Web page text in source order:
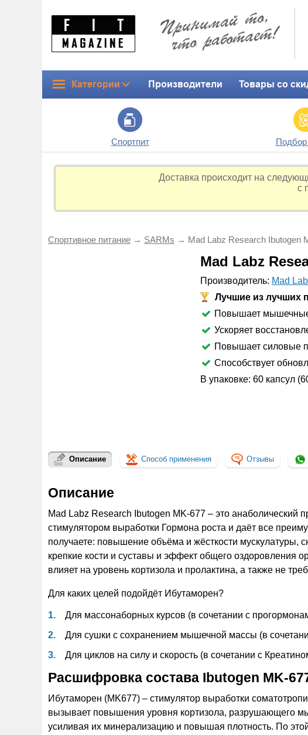
Категории Производители Товары со
Спортпит
Доставка происходит на
с
Спортивное питание → SARMs → Mad Labz Research Ibutogen
Mad Labz
Производитель: Mad
Лучшие из лучших
Повышает
Ускоряет
Повышает силовые
Способствует
В упаковке: 60 капсул
Описание Способ применения Отзывы
Описание
Mad Labz Research Ibutogen MK-677 – это анаболический
стимулятором выработки Гормона роста и даёт все
получаете: повышение объёма и жёсткости мускулатуры,
крепкие кости и суставы и эффект общего оздоровления
влияет на уровень кортизола и пролактина, а также не
Для каких целей подойдёт Ибутаморен?
Для массонаборных курсов (в сочетании с
Для сушки с сохранением мышечной массы (в
Для циклов на силу и скорость (в сочетании с
Расшифровка состава Ibutogen MK-
Ибутаморен (MK677) – стимулятор выработки
вызывает повышения уровня кортизола, разрушающего
усиливая их минерализацию и повышая плотность. По